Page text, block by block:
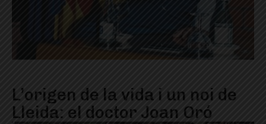
L’origen de la vida i un noi de
Lleida: el doctor Joan Oró